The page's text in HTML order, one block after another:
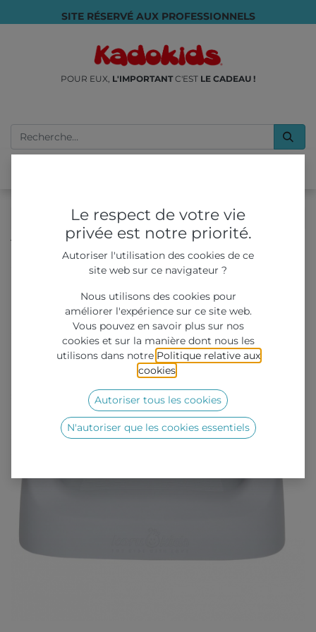
SITE RÉSERVÉ AUX PROFESSIONNELS
POUR EUX, L'IMPORTANTC'EST LE CADEAU !
Tous les produits Réhausseur Koru Kids sans harnais Gris
Le respect de votre vie
privée est notre priorité.
Autoriser l'utilisation des cookies de ce
site web sur ce navigateur ?
Nous utilisons des cookies pour
améliorer l'expérience sur ce site web.
Vous pouvez en savoir plus sur nos
cookies et sur la manière dont nous les
utilisons dans notre Politique relative aux
cookies
Autoriser tous les cookies
N'autoriser que les cookies essentiels